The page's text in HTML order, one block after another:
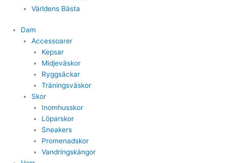
Världens Bästa
Dam
Accessoarer
Kepsar
Midjeväskor
Ryggsäckar
Träningsväskor
Skor
Inomhusskor
Löparskor
Sneakers
Promenadskor
Vandringskängor